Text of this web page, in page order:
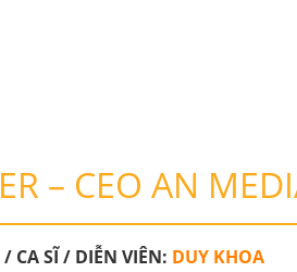
– CEO AN
CA SĨ / DIỄN VIÊN: DUY KHOA